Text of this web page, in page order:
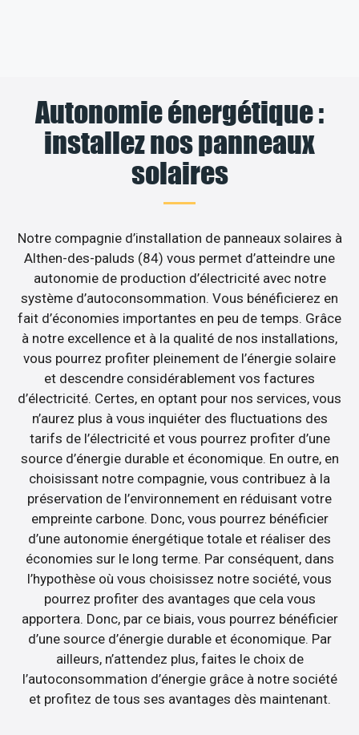
Autonomie énergétique :
installez nos panneaux
solaires
Notre compagnie d’installation de panneaux solaires à
Althen-des-paluds (84) vous permet d’atteindre une
autonomie de production d’électricité avec notre
système d’autoconsommation. Vous bénéficierez en
fait d’économies importantes en peu de temps. Grâce
à notre excellence et à la qualité de nos installations,
vous pourrez profiter pleinement de l’énergie solaire
et descendre considérablement vos factures
d’électricité. Certes, en optant pour nos services, vous
n’aurez plus à vous inquiéter des fluctuations des
tarifs de l’électricité et vous pourrez profiter d’une
source d’énergie durable et économique. En outre, en
choisissant notre compagnie, vous contribuez à la
préservation de l’environnement en réduisant votre
empreinte carbone. Donc, vous pourrez bénéficier
d’une autonomie énergétique totale et réaliser des
économies sur le long terme. Par conséquent, dans
l’hypothèse où vous choisissez notre société, vous
pourrez profiter des avantages que cela vous
apportera. Donc, par ce biais, vous pourrez bénéficier
d’une source d’énergie durable et économique. Par
ailleurs, n’attendez plus, faites le choix de
l’autoconsommation d’énergie grâce à notre société
et profitez de tous ses avantages dès maintenant.